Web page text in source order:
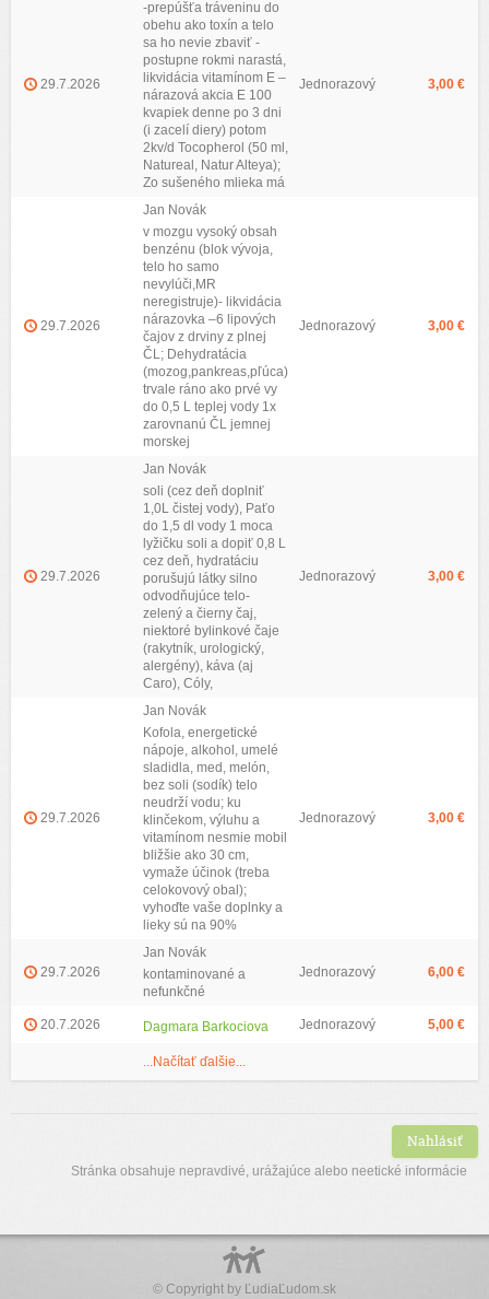
29.7.2026
-prepúšťa tráveninu do
obehu ako toxín a telo
sa ho nevie zbaviť -
postupne rokmi narastá,
likvidácia vitamínom E –
nárazová akcia E 100
kvapiek denne po 3 dni
(i zacelí diery) potom
2kv/d Tocopherol (50 ml,
Natureal, Natur Alteya);
Zo sušeného mlieka má
Jednorazový 3,00 €
29.7.2026
Jan Novák
v mozgu vysoký obsah
benzénu (blok vývoja,
telo ho samo
nevylúči,MR
neregistruje)- likvidácia
nárazovka –6 lipových
čajov z drviny z plnej
ČL; Dehydratácia
(mozog,pankreas,pľúca)
trvale ráno ako prvé vy
do 0,5 L teplej vody 1x
zarovnanú ČL jemnej
morskej
Jednorazový 3,00 €
29.7.2026
Jan Novák
soli (cez deň doplniť
1,0L čistej vody), Paťo
do 1,5 dl vody 1 moca
lyžičku soli a dopiť 0,8 L
cez deň, hydratáciu
porušujú látky silno
odvodňujúce telo-
zelený a čierny čaj,
niektoré bylinkové čaje
(rakytník, urologický,
alergény), káva (aj
Caro), Cóly,
Jednorazový 3,00 €
29.7.2026
Jan Novák
Kofola, energetické
nápoje, alkohol, umelé
sladidla, med, melón,
bez soli (sodík) telo
neudrží vodu; ku
klinčekom, výluhu a
vitamínom nesmie mobil
bližšie ako 30 cm,
vymaže účinok (treba
celokovový obal);
vyhoďte vaše doplnky a
lieky sú na 90%
Jednorazový 3,00 €
29.7.2026
Jan Novák
kontaminované a
nefunkčné
Jednorazový 6,00 €
20.7.2026 Dagmara Barkociova Jednorazový 5,00 €
...Načítať ďalšie...
Nahlásiť
Stránka obsahuje nepravdivé, urážajúce alebo neetické informácie
© Copyright by ĽudiaĽudom.sk